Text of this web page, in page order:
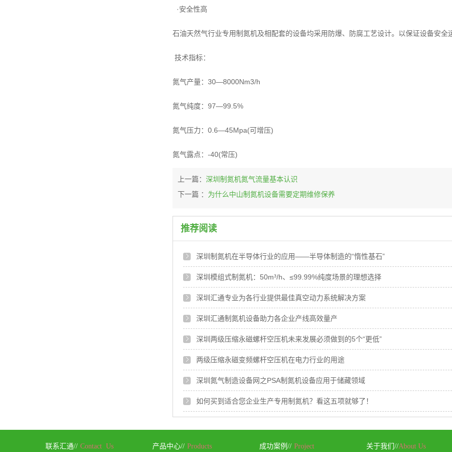
·安全性高
石油天然气行业专用制氮机及相配套的设备均采用防爆、防腐工艺设计。以保证设备安全
技术指标：
氮气产量：30—8000Nm3/h
氮气纯度：97—99.5%
氮气压力：0.6—45Mpa(可增压)
氮气露点：-40(常压)
上一篇： 深圳制氮机氮气流量基本认识
下一篇 ： 为什么中山制氮机设备需要定期维修保养
推荐阅读
深圳制氮机在半导体行业的应用——半导体制造的“惰性基石”
深圳模组式制氮机：50m³/h、≤99.99%纯度场景的理想选择
深圳汇通专业为各行业提供最佳真空动力系统解决方案
深圳汇通制氮机设备助力各企业产线高效量产
深圳两级压缩永磁螺杆空压机未来发展必须做到的5个“更低”
两级压缩永磁变频螺杆空压机在电力行业的用途
深圳氮气制造设备网之PSA制氮机设备应用于储藏领域
如何买到适合您企业生产专用制氮机？看这五项就够了！
联系汇通// Contact Us 产品中心// Products 成功案例// Project 关于我们//About Us